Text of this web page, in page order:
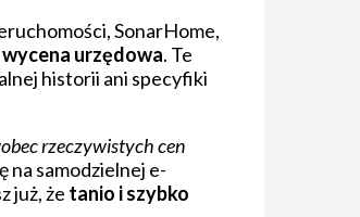
SonarHome,
urzędowa. Te
historii ani specyfiki
rzeczywistych cen
na samodzielnej e-
już, że tanio i szybko